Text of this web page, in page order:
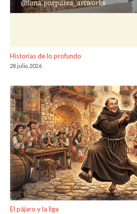
Historias de lo profundo
28 julio, 2026
El pájaro y la liga